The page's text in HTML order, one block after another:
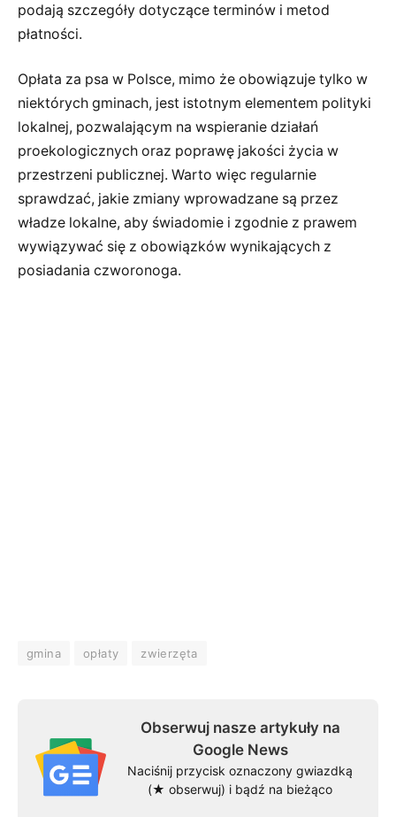
podają szczegóły dotyczące terminów i metod
płatności.
Opłata za psa w Polsce, mimo że obowiązuje tylko w
niektórych gminach, jest istotnym elementem polityki
lokalnej, pozwalającym na wspieranie działań
proekologicznych oraz poprawę jakości życia w
przestrzeni publicznej. Warto więc regularnie
sprawdzać, jakie zmiany wprowadzane są przez
władze lokalne, aby świadomie i zgodnie z prawem
wywiązywać się z obowiązków wynikających z
posiadania czworonoga.
gmina opłaty zwierzęta
Obserwuj nasze artykuły na
Google News
Naciśnij przycisk oznaczony gwiazdką
(★ obserwuj) i bądź na bieżąco